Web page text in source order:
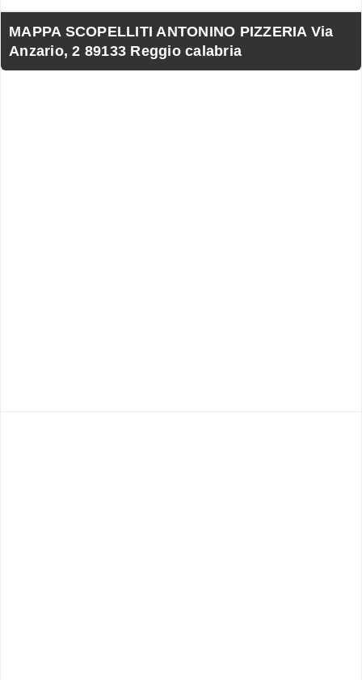
MAPPA SCOPELLITI ANTONINO PIZZERIA Via
Anzario, 2 89133 Reggio calabria